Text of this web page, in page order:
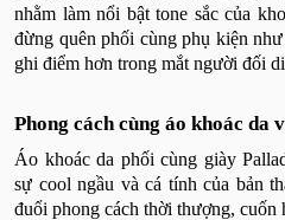
nhằm làm nổi bật tone sắc của
đừng quên phối cùng phụ kiện
ghi điểm hơn trong mắt người đối
Phong cách cùng áo khoác da
Áo khoác da phối cùng giày
sự cool ngầu và cá tính của bản
đuổi phong cách thời thượng, cuốn